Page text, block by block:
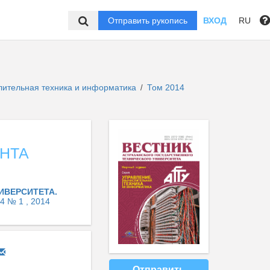
Отправить рукопись ВХОД RU
техника и информатика / Том 2014
№ 1 , 2014